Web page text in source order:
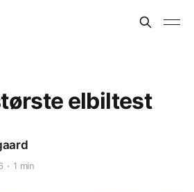
elbiltest
1 min